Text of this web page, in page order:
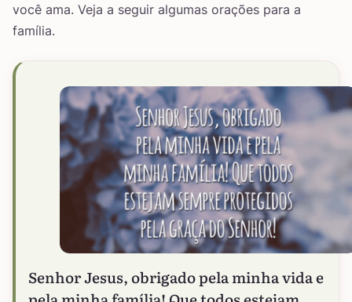
você ama. Veja a seguir algumas orações para a
família.
Senhor Jesus, obrigado pela minha vida e